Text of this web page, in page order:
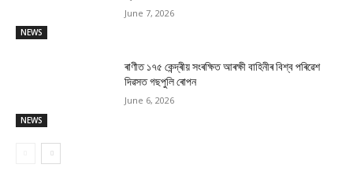
NEWS
June 7, 2026
NEWS
ৰাণীত ১৭৫ কেন্দ্ৰীয় সংৰক্ষিত আৰক্ষী বাহিনীৰ বিশ্ব পৰিৱেশ
দিৱসত গছপুলি ৰোপন
June 6, 2026